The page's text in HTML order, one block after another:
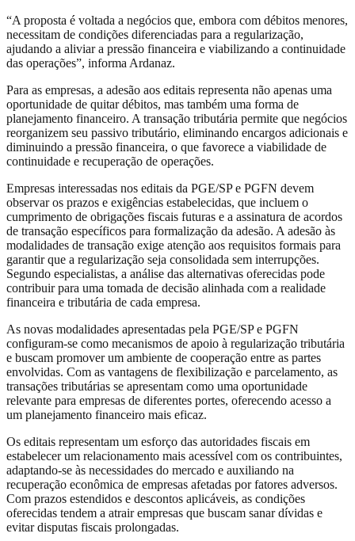
“A proposta é voltada a negócios que, embora com débitos menores,
necessitam de condições diferenciadas para a regularização,
ajudando a aliviar a pressão financeira e viabilizando a continuidade
das operações”, informa Ardanaz.
Para as empresas, a adesão aos editais representa não apenas uma
oportunidade de quitar débitos, mas também uma forma de
planejamento financeiro. A transação tributária permite que negócios
reorganizem seu passivo tributário, eliminando encargos adicionais e
diminuindo a pressão financeira, o que favorece a viabilidade de
continuidade e recuperação de operações.
Empresas interessadas nos editais da PGE/SP e PGFN devem
observar os prazos e exigências estabelecidas, que incluem o
cumprimento de obrigações fiscais futuras e a assinatura de acordos
de transação específicos para formalização da adesão. A adesão às
modalidades de transação exige atenção aos requisitos formais para
garantir que a regularização seja consolidada sem interrupções.
Segundo especialistas, a análise das alternativas oferecidas pode
contribuir para uma tomada de decisão alinhada com a realidade
financeira e tributária de cada empresa.
As novas modalidades apresentadas pela PGE/SP e PGFN
configuram-se como mecanismos de apoio à regularização tributária
e buscam promover um ambiente de cooperação entre as partes
envolvidas. Com as vantagens de flexibilização e parcelamento, as
transações tributárias se apresentam como uma oportunidade
relevante para empresas de diferentes portes, oferecendo acesso a
um planejamento financeiro mais eficaz.
Os editais representam um esforço das autoridades fiscais em
estabelecer um relacionamento mais acessível com os contribuintes,
adaptando-se às necessidades do mercado e auxiliando na
recuperação econômica de empresas afetadas por fatores adversos.
Com prazos estendidos e descontos aplicáveis, as condições
oferecidas tendem a atrair empresas que buscam sanar dívidas e
evitar disputas fiscais prolongadas.